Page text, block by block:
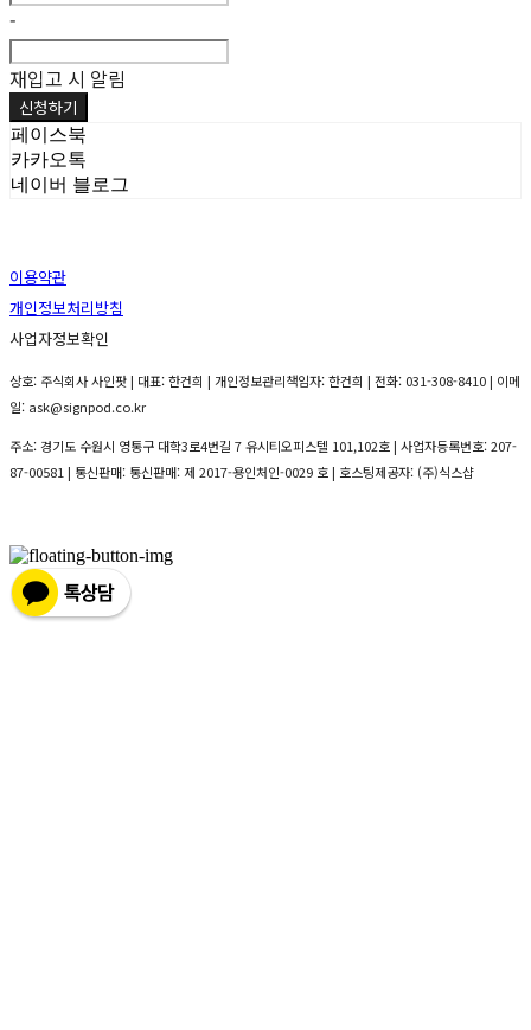
-
재입고 시 알림
신청하기
페이스북
카카오톡
네이버 블로그
이용약관
개인정보처리방침
사업자정보확인
상호: 주식회사 사인팟 | 대표: 한건희 | 개인정보관리책임자: 한건희 | 전화: 031-308-8410 | 이메
일: ask@signpod.co.kr
주소: 경기도 수원시 영통구 대학3로4번길 7 유시티오피스텔 101,102호 | 사업자등록번호:207-
87-00581 | 통신판매: 통신판매: 제 2017-용인처인-0029 호 | 호스팅제공자: (주)식스샵